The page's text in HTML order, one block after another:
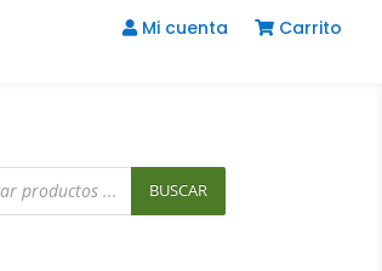
Mi cuenta Carrito
BUSCAR